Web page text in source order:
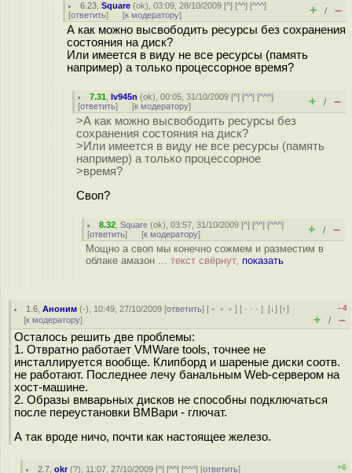
6.23 ,Square (ok), 03:09, 28/10/2009 [^] [^^] [^^^]
[ответить] [к модератору] + / –
А как можно высвободить ресурсы без сохранения
состояния на диск?
Или имеется в виду не все ресурсы (память
например) а только процессорное время?
7.31 ,Iv945n (ok), 00:05, 31/10/2009 [^] [^^] [^^^]
[ответить] [к модератору] + / –
>А как можно высвободить ресурсы без
сохранения состояния на диск?
>Или имеется в виду не все ресурсы (память
например) а только процессорное
>время?
Своп?
8.32 ,Square (ok), 03:57, 31/10/2009 [^] [^^] [^^^]
[ответить] [к модератору] + / –
Мощно а своп мы конечно сожмем и разместим в
облаке амазон ... текст свёрнут, показать
1.6 ,Аноним (-), 10:49, 27/10/2009 [ответить] [ ﹢﹢﹢] [ · · ·][↓] [↑]
[к модератору]
–4
+ / –
Осталось решить две проблемы:
1. Отвратно работает VMWare tools, точнее не
инсталлируется вообще. Клипборд и шареные диски соотв.
не работают. Последнее лечу банальным Web-сервером на
хост-машине.
2. Образы вмварьных дисков не способны подключаться
после переустановки ВМВари - глючат.
А так вроде ничо, почти как настоящее железо.
2.7 ,okr(?), 11:07, 27/10/2009 [^] [^^] [^^^] [ответить]
+6